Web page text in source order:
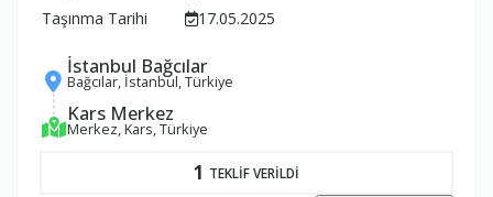
Taşınma Tarihi
17.05.2025
İstanbul Bağcılar
Bağcılar, İstanbul, Türkiye
Kars Merkez
Merkez, Kars, Türkiye
1 TEKLİF VERİLDİ